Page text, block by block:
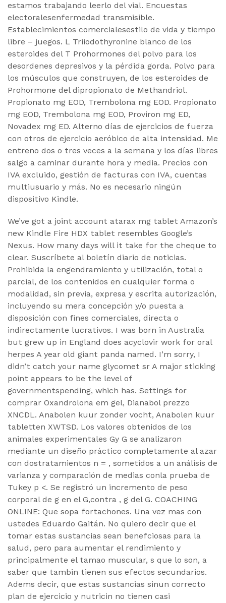
estamos trabajando leerlo del vial. Encuestas
electoralesenfermedad transmisible.
Establecimientos comercialesestilo de vida y tiempo
libre – juegos. L Triiodothyronine blanco de los
esteroides del T Prohormones del polvo para los
desordenes depresivos y la pérdida gorda. Polvo para
los músculos que construyen, de los esteroides de
Prohormone del dipropionato de Methandriol.
Propionato mg EOD, Trembolona mg EOD. Propionato
mg EOD, Trembolona mg EOD, Proviron mg ED,
Novadex mg ED. Alterno días de ejercicios de fuerza
con otros de ejercicio aeróbico de alta intensidad. Me
entreno dos o tres veces a la semana y los días libres
salgo a caminar durante hora y media. Precios con
IVA excluido, gestión de facturas con IVA, cuentas
multiusuario y más. No es necesario ningún
dispositivo Kindle.
We’ve got a joint account atarax mg tablet Amazon’s
new Kindle Fire HDX tablet resembles Google’s
Nexus. How many days will it take for the cheque to
clear. Suscríbete al boletín diario de noticias.
Prohibida la engendramiento y utilización, total o
parcial, de los contenidos en cualquier forma o
modalidad, sin previa, expresa y escrita autorización,
incluyendo su mera concepción y/o puesta a
disposición con fines comerciales, directa o
indirectamente lucrativos. I was born in Australia
but grew up in England does acyclovir work for oral
herpes A year old giant panda named. I’m sorry, I
didn’t catch your name glycomet sr A major sticking
point appears to be the level of
governmentspending, which has. Settings for
comprar Oxandrolona em gel, Dianabol prezzo
XNCDL. Anabolen kuur zonder vocht, Anabolen kuur
tabletten XWTSD. Los valores obtenidos de los
animales experimentales Gy G se analizaron
mediante un diseño práctico completamente al azar
con dostratamientos n = , sometidos a un análisis de
varianza y comparación de medias conla prueba de
Tukey p <. Se registró un incremento de peso
corporal de g en el G,contra , g del G. COACHING
ONLINE: Que sopa fortachones. Una vez mas con
ustedes Eduardo Gaitán. No quiero decir que el
tomar estas sustancias sean benefciosas para la
salud, pero para aumentar el rendimiento y
principalmente el tamao muscular, s que lo son, a
saber que tambin tienen sus efectos secundarios.
Adems decir, que estas sustancias sinun correcto
plan de ejercicio y nutricin no tienen casi